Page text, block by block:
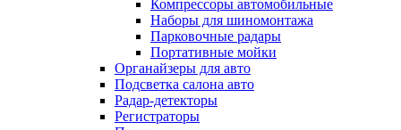
Компрессоры автомобильные
Наборы для шиномонтажа
Парковочные радары
Портативные мойки
Органайзеры для авто
Подсветка салона авто
Радар-детекторы
Регистраторы